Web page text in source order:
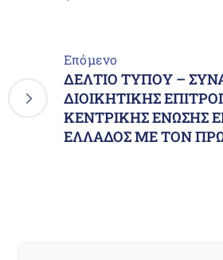
Επόμενο
ΔΕΛΤΙΟ ΤΥΠΟΥ –
ΔΙΟΙΚΗΤΙΚΗΣ
ΚΕΝΤΡΙΚΗΣ ΕΝΩΣΗΣ
ΕΛΛΑΔΟΣ ΜΕ ΤΟΝ